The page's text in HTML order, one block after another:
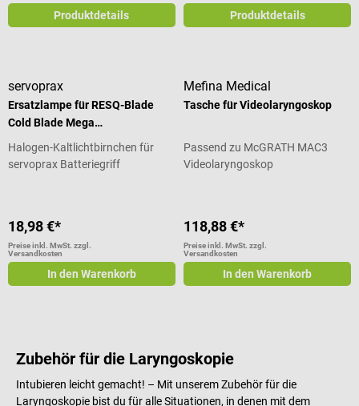
Produktdetails Produktdetails
servoprax
Ersatzlampe für RESQ-Blade
Cold Blade Mega
Laryngoskopgriff
Halogen-Kaltlichtbirnchen für
servoprax Batteriegriff
18,98 €*
Preise inkl. MwSt. zzgl.
Versandkosten
In den Warenkorb
Mefina Medical
Tasche für Videolaryngoskop
Passend zu McGRATH MAC3
Videolaryngoskop
118,88 €*
Preise inkl. MwSt. zzgl.
Versandkosten
In den Warenkorb
Zubehör für die Laryngoskopie
Intubieren leicht gemacht! – Mit unserem Zubehör für die
Laryngoskopie bist du für alle Situationen, in denen mit dem